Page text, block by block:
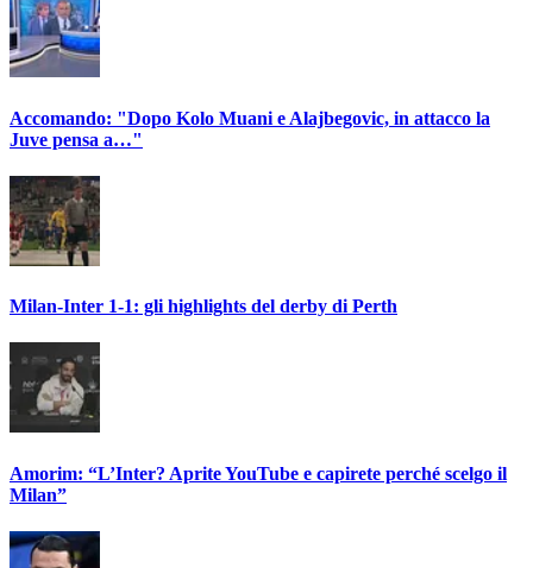
Accomando: "Dopo Kolo Muani e Alajbegovic, in attacco la
Juve pensa a…"
Milan-Inter 1-1: gli highlights del derby di Perth
Amorim: “L’Inter? Aprite YouTube e capirete perché scelgo il
Milan”